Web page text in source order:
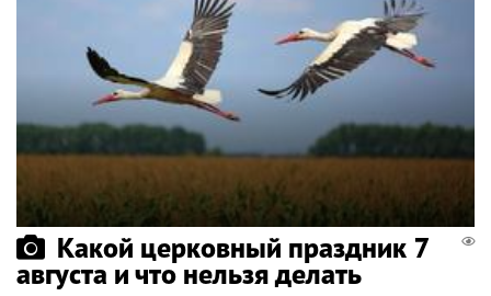
Какой церковный праздник 7
августа и что нельзя делать